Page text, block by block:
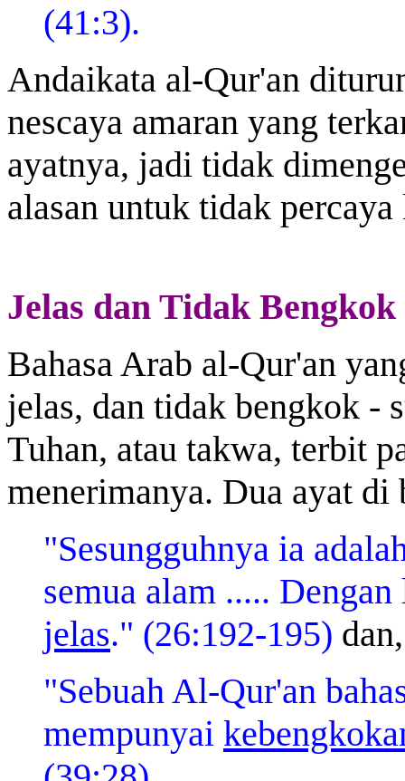
(41:3).
Andaikata al-Qur'an
nescaya amaran yang
ayatnya, jadi tidak
alasan untuk tidak percaya
Jelas dan Tidak Bengkok
Bahasa Arab al-Qur'an
jelas, dan tidak bengkok -
Tuhan, atau takwa, terbit
menerimanya. Dua ayat di
"Sesungguhnya ia
semua alam .....
jelas." (26:192-195) dan,
"Sebuah Al-Qur'an
mempunyai